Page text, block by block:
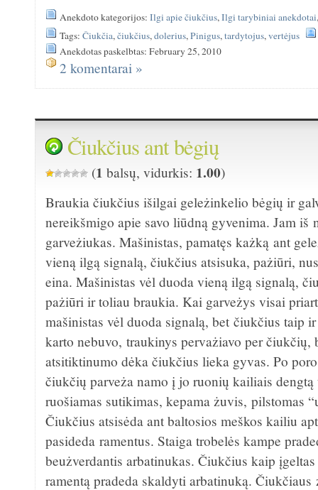
Anekdoto kategorijos:Ilgi apie čiukčius,Ilgi tarybiniai anekdotai
Tags:Čiukčia,čiukčius,dolerius,Pinigus,tardytojus,vertėjus
Anekdotas paskelbtas: February 25, 2010
2 komentarai »
Čiukčius ant bėgių
(1 balsų, vidurkis: 1.00)
Braukia čiukčius išilgai geleżinkelio bėgių ir
nereikšmigo apie savo liūdną gyvenima. Jam iš
garveżiukas. Mašinistas, pamatęs każką ant
vieną ilgą signalą, čiukčius atsisuka, pażiūri,
eina. Mašinistas vėl duoda vieną ilgą signalą,
pażiūri ir toliau braukia. Kai garveżys visai
mašinistas vėl duoda signalą, bet čiukčius taip
karto nebuvo, traukinys pervażiavo per čiukčių,
atsitiktinumo dėka čiukčius lieka gyvas. Po
čiukčių parveża namo į jo ruonių kailiais dengtą
ruošiamas sutikimas, kepama żuvis, pilstomas
Čiukčius atsisėda ant baltosios meškos kailiu
pasideda ramentus. Staiga trobelės kampe
beużverdantis arbatinukas. Čiukčius kaip
ramentą pradeda skaldyti arbatinuką. Čiukčiaus